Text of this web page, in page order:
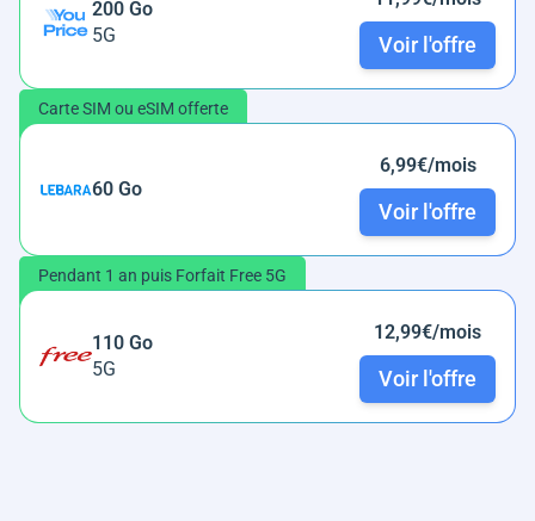
200 Go
5G
Voir l'offre
Carte SIM ou eSIM offerte
60 Go
6,99€/mois
Voir l'offre
Pendant 1 an puis Forfait Free 5G
110 Go
5G
12,99€/mois
Voir l'offre